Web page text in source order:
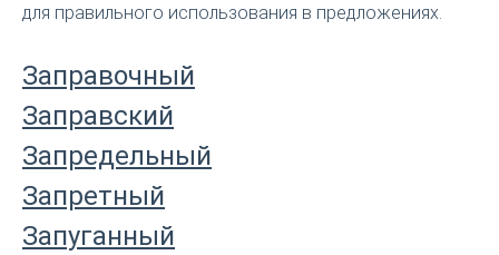
для правильного использования в предложениях.
Заправочный
Заправский
Запредельный
Запретный
Запуганный